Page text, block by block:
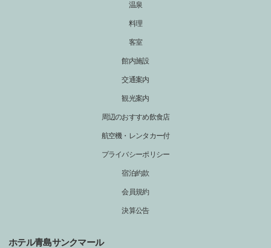
温泉
料理
客室
館内施設
交通案内
観光案内
周辺のおすすめ飲食店
航空機・レンタカー付
プライバシーポリシー
宿泊約款
会員規約
決算公告
ホテル青島サンクマール